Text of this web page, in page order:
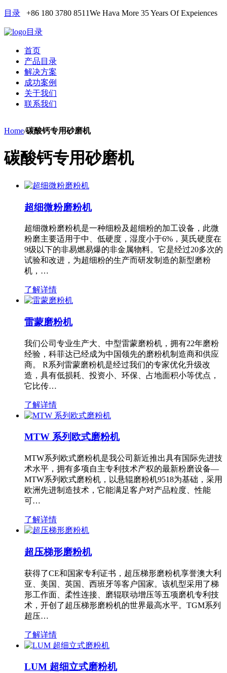
目录 +86 180 3780 8511We Hava More 35 Years Of Expeiences
目录
首页
产品目录
解决方案
成功案例
关于我们
联系我们
Home/碳酸钙专用砂磨机
碳酸钙专用砂磨机
超细微粉磨粉机
超细微粉磨粉机是一种细粉及超细粉的加工设备，此微
粉磨主要适用于中、低硬度，湿度小于6%，莫氏硬度在
9级以下的非易燃易爆的非金属物料。它是经过20多次的
试验和改进，为超细粉的生产而研发制造的新型磨粉
机，…
了解详情
雷蒙磨粉机
我们公司专业生产大、中型雷蒙磨粉机，拥有22年磨粉
经验，科菲达已经成为中国领先的磨粉机制造商和供应
商。 R系列雷蒙磨粉机是经过我们的专家优化升级改
造，具有低损耗、投资小、环保、占地面积小等优点，
它比传…
了解详情
MTW 系列欧式磨粉机
MTW系列欧式磨粉机是我公司新近推出具有国际先进技
术水平，拥有多项自主专利技术产权的最新粉磨设备—
MTW系列欧式磨粉机，以悬辊磨粉机9518为基础，采用
欧洲先进制造技术，它能满足客户对产品粒度、性能
可…
了解详情
超压梯形磨粉机
获得了CE和国家专利证书，超压梯形磨粉机享誉澳大利
亚、美国、英国、西班牙等客户国家。该机型采用了梯
形工作面、柔性连接、磨辊联动增压等五项磨机专利技
术，开创了超压梯形磨粉机的世界最高水平。TGM系列
超压…
了解详情
LUM 超细立式磨粉机